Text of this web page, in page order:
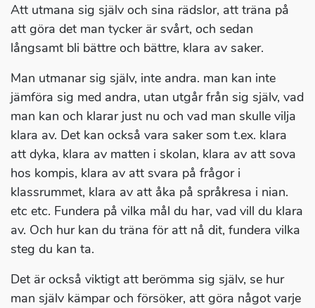
Att utmana sig själv och sina rädslor, att träna på
att göra det man tycker är svårt, och sedan
långsamt bli bättre och bättre, klara av saker.
Man utmanar sig själv, inte andra. man kan inte
jämföra sig med andra, utan utgår från sig själv, vad
man kan och klarar just nu och vad man skulle vilja
klara av. Det kan också vara saker som t.ex. klara
att dyka, klara av matten i skolan, klara av att sova
hos kompis, klara av att svara på frågor i
klassrummet, klara av att åka på språkresa i nian.
etc etc. Fundera på vilka mål du har, vad vill du klara
av. Och hur kan du träna för att nå dit, fundera vilka
steg du kan ta.
Det är också viktigt att berömma sig själv, se hur
man själv kämpar och försöker, att göra något varje